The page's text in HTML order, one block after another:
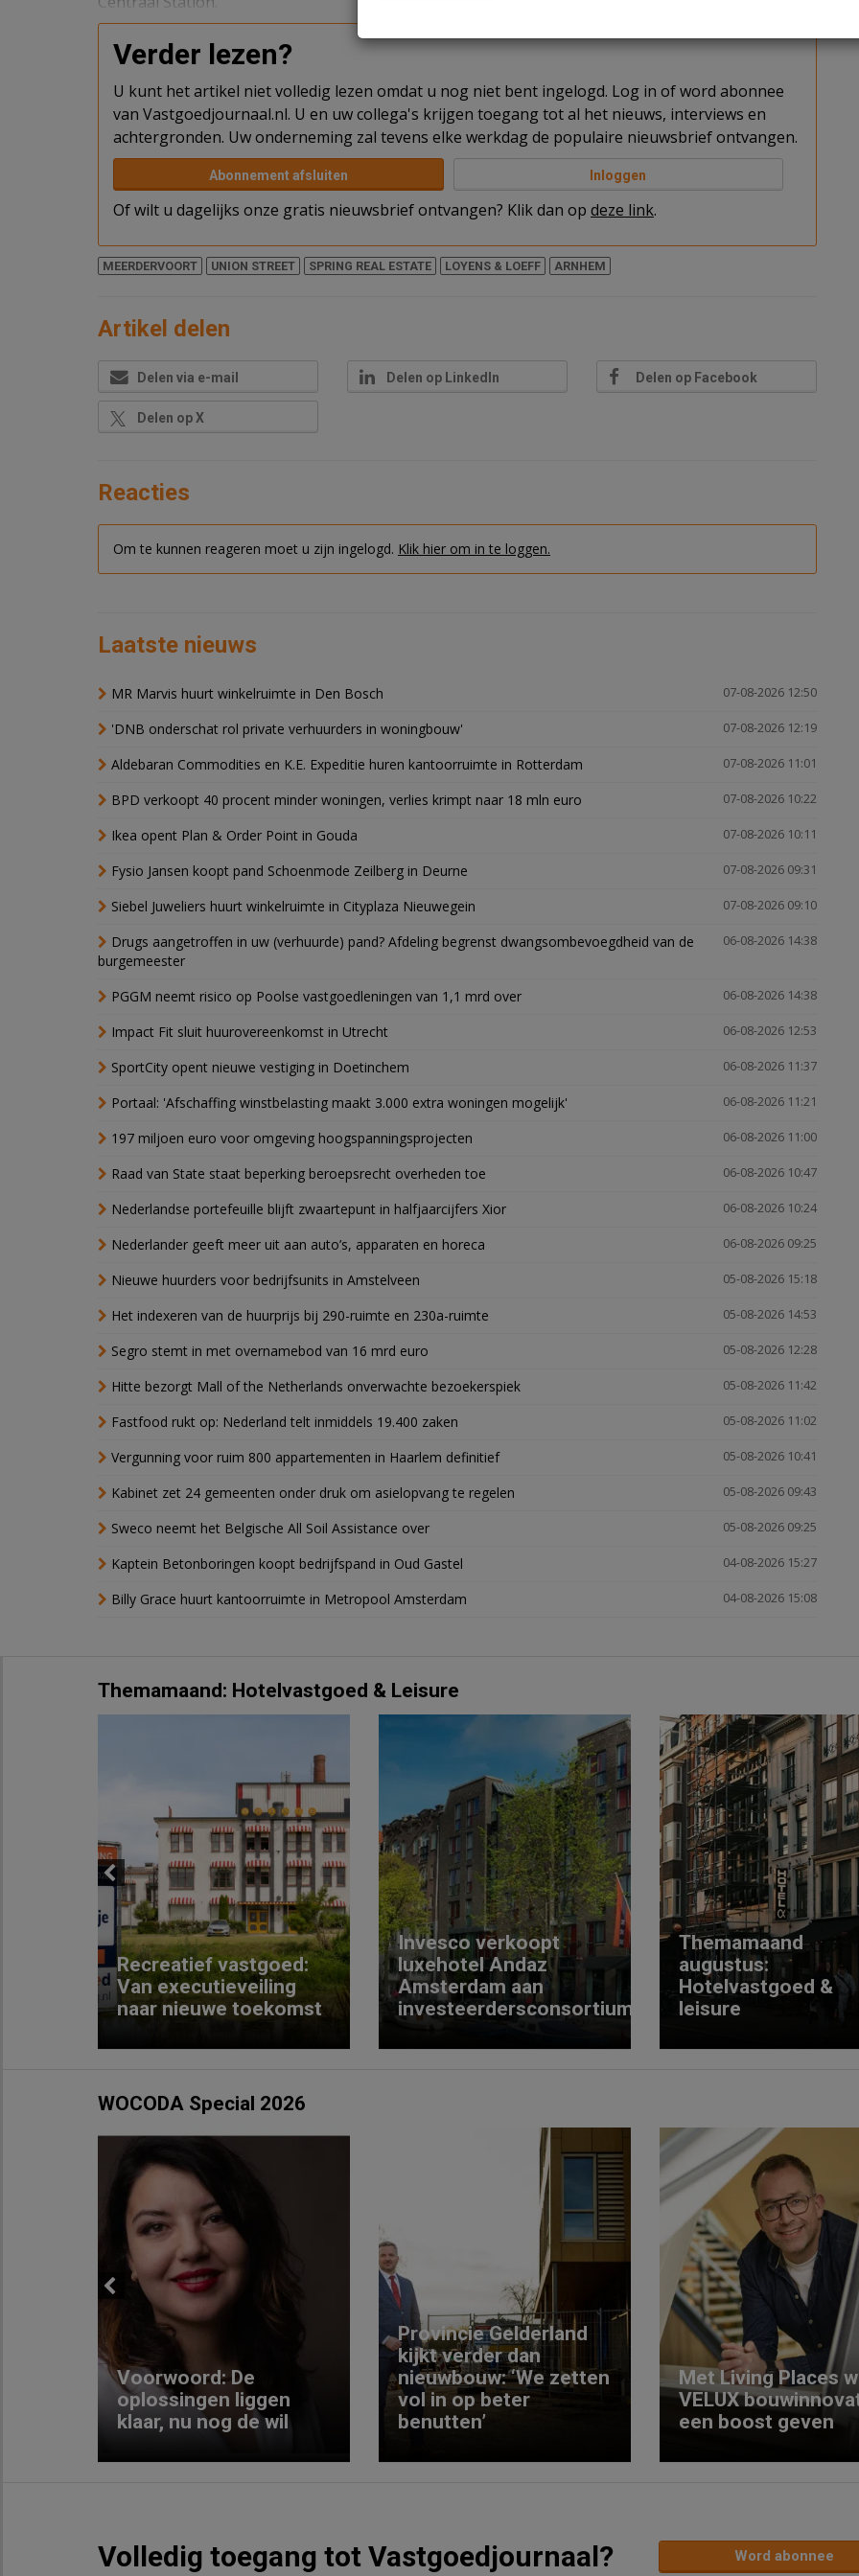
Verder lezen?
U kunt het artikel niet volledig lezen omdat u nog niet bent ingelogd. Log in of word abonnee
van Vastgoedjournaal.nl. U en uw collega's krijgen toegang tot al het nieuws, interviews en
achtergronden. Uw onderneming zal tevens elke werkdag de populaire nieuwsbrief ontvangen.
Abonnement afsluiten Inloggen
Of wilt u dagelijks onze gratis nieuwsbrief ontvangen? Klik dan op deze link.
MEERDERVOORT UNION STREET SPRING REAL ESTATE LOYENS & LOEFF ARNHEM
Artikel delen
Delen via e-mail Delen op LinkedIn Delen op Facebook
Delen op X
Reacties
Om te kunnen reageren moet u zijn ingelogd. Klik hier om in te loggen.
Laatste nieuws
07-08-2026 12:50
MR Marvis huurt winkelruimte in Den Bosch
07-08-2026 12:19
'DNB onderschat rol private verhuurders in woningbouw'
07-08-2026 11:01
Aldebaran Commodities en K.E. Expeditie huren kantoorruimte in Rotterdam
07-08-2026 10:22
BPD verkoopt 40 procent minder woningen, verlies krimpt naar 18 mln euro
07-08-2026 10:11
Ikea opent Plan & Order Point in Gouda
07-08-2026 09:31
Fysio Jansen koopt pand Schoenmode Zeilberg in Deurne
07-08-2026 09:10
Siebel Juweliers huurt winkelruimte in Cityplaza Nieuwegein
06-08-2026 14:38
Drugs aangetroffen in uw (verhuurde) pand? Afdeling begrenst dwangsombevoegdheid van de
burgemeester
06-08-2026 14:38
PGGM neemt risico op Poolse vastgoedleningen van 1,1 mrd over
06-08-2026 12:53
Impact Fit sluit huurovereenkomst in Utrecht
06-08-2026 11:37
SportCity opent nieuwe vestiging in Doetinchem
06-08-2026 11:21
Portaal: 'Afschaffing winstbelasting maakt 3.000 extra woningen mogelijk'
06-08-2026 11:00
197 miljoen euro voor omgeving hoogspanningsprojecten
06-08-2026 10:47
Raad van State staat beperking beroepsrecht overheden toe
06-08-2026 10:24
Nederlandse portefeuille blijft zwaartepunt in halfjaarcijfers Xior
06-08-2026 09:25
Nederlander geeft meer uit aan auto’s, apparaten en horeca
05-08-2026 15:18
Nieuwe huurders voor bedrijfsunits in Amstelveen
05-08-2026 14:53
Het indexeren van de huurprijs bij 290-ruimte en 230a-ruimte
05-08-2026 12:28
Segro stemt in met overnamebod van 16 mrd euro
05-08-2026 11:42
Hitte bezorgt Mall of the Netherlands onverwachte bezoekerspiek
05-08-2026 11:02
Fastfood rukt op: Nederland telt inmiddels 19.400 zaken
05-08-2026 10:41
Vergunning voor ruim 800 appartementen in Haarlem definitief
05-08-2026 09:43
Kabinet zet 24 gemeenten onder druk om asielopvang te regelen
05-08-2026 09:25
Sweco neemt het Belgische All Soil Assistance over
04-08-2026 15:27
Kaptein Betonboringen koopt bedrijfspand in Oud Gastel
04-08-2026 15:08
Billy Grace huurt kantoorruimte in Metropool Amsterdam
Themamaand: Hotelvastgoed & Leisure
Previous
Recreatief vastgoed:
Van executieveiling
naar nieuwe toekomst
Invesco verkoopt
luxehotel Andaz
Amsterdam aan
investeerdersconsortium
Themamaand
augustus:
Hotelvastgoed &
leisure
WOCODA Special 2026
Previous
Voorwoord: De
oplossingen liggen
klaar, nu nog de wil
Provincie Gelderland
kijkt verder dan
nieuwbouw: ‘We zetten
vol in op beter
benutten’
Met Living Places
VELUX
een boost geven
Volledig toegang tot Vastgoedjournaal? Word abonnee